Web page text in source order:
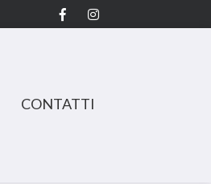
CONTATTI